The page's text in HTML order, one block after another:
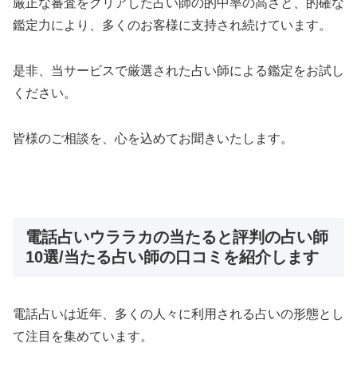
厳正な審査をクリアした占い師の的中率の高さと、的確な
鑑定力により、多くのお客様に支持され続けています。
是非、当サービスで厳選された占い師による鑑定をお試し
ください。
皆様のご相談を、心を込めてお聞きいたします。
電話占いウララカの当たると評判の占い師
10選/当たる占い師の口コミを紹介します
電話占いは近年、多くの人々に利用される占いの形態とし
て注目を集めています。